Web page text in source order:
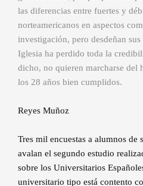
las diferencias entre fuertes y
norteamericanos en aspectos
investigación, pero desdeñan
Iglesia ha perdido toda la
dicho, no quieren marcharse del
los 28 años bien cumplidos.
Reyes Muñoz
Tres mil encuestas a alumnos de
avalan el segundo estudio
sobre los Universitarios
universitario tipo está contento